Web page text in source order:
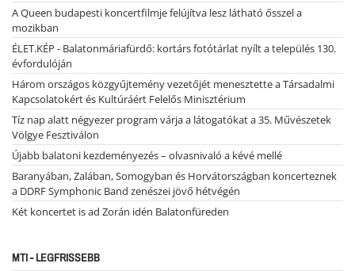
A Queen budapesti koncertfilmje felújítva lesz látható ősszel a
mozikban
ÉLET.KÉP - Balatonmáriafürdő: kortárs fotótárlat nyílt a település 130.
évfordulóján
Három országos közgyűjtemény vezetőjét menesztette a Társadalmi
Kapcsolatokért és Kultúráért Felelős Minisztérium
Tíz nap alatt négyezer program várja a látogatókat a 35. Művészetek
Völgye Fesztiválon
Újabb balatoni kezdeményezés – olvasnivaló a kévé mellé
Baranyában, Zalában, Somogyban és Horvátországban koncerteznek
a DDRF Symphonic Band zenészei jövő hétvégén
Két koncertet is ad Zorán idén Balatonfüreden
MTI - LEGFRISSEBB